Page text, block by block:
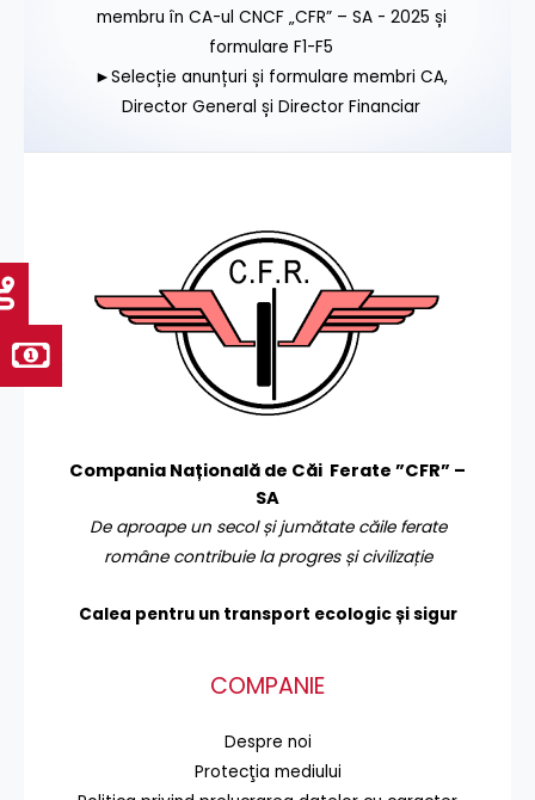
membru în CA-ul CNCF „CFR” – SA - 2025 și
formulare F1-F5
►Selecție anunțuri și formulare membri CA,
Director General și Director Financiar
Compania Națională de Căi Ferate ”CFR” –
SA
De aproape un secol și jumătate căile ferate
române contribuie la progres și civilizație
Calea pentru un transport ecologic și sigur
COMPANIE
Despre noi
Protecţia mediului